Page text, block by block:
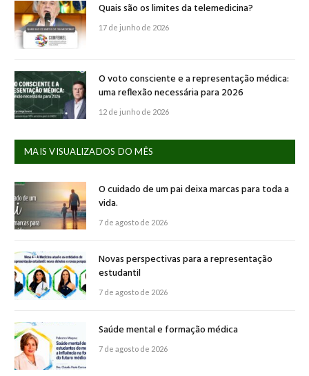
Quais são os limites da telemedicina?
17 de junho de 2026
O voto consciente e a representação médica:
uma reflexão necessária para 2026
12 de junho de 2026
MAIS VISUALIZADOS DO MÊS
O cuidado de um pai deixa marcas para toda a
vida.
7 de agosto de 2026
Novas perspectivas para a representação
estudantil
7 de agosto de 2026
Saúde mental e formação médica
7 de agosto de 2026